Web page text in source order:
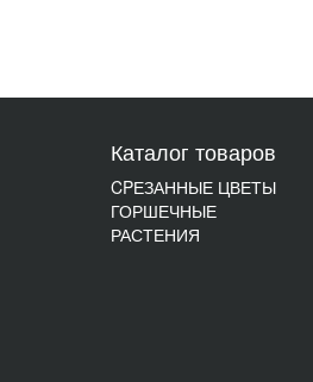
Каталог товаров
CPЕЗАННЫЕ ЦВЕТЫ
ГОРШЕЧНЫЕ
РАСТЕНИЯ